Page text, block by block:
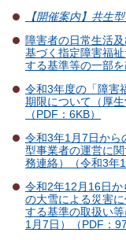
【開催案内】共生
障害者の日常生活
基づく指定障害福
する基準等の一部
令和3年度の「障害
期限について（厚
（PDF：6KB）
令和3年1月7日から
型事業者の運営に
務連絡）（令和3年
令和2年12月16日
の大雪による災害
する基準の取扱い
1月7日）（PDF：